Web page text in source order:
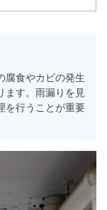
腐食やカビの発生
ます。雨漏りを見
を行うことが重要